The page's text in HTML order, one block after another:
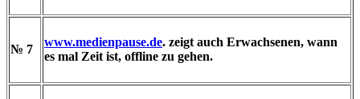
№ 7
www.medienpause.de. zeigt auch Erwachsenen, wann
es mal Zeit ist, offline zu gehen.